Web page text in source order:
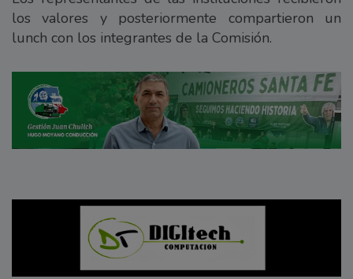
los valores y posteriormente compartieron un
lunch con los integrantes de la Comisión.